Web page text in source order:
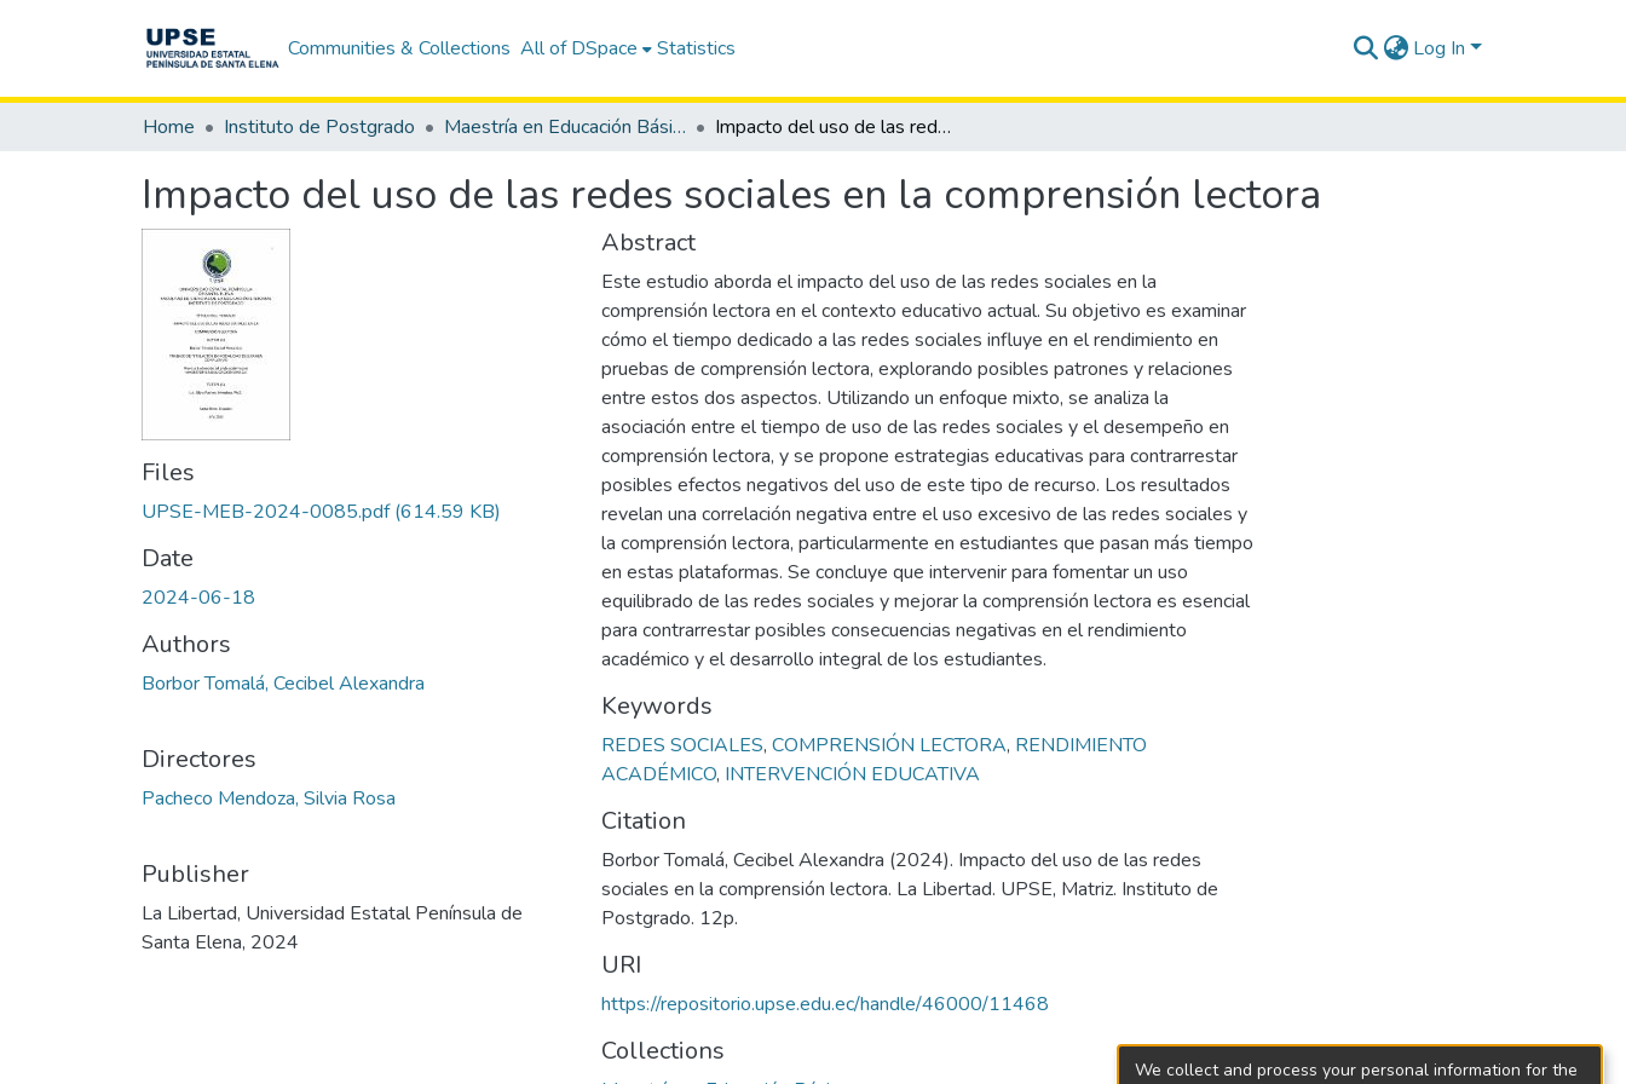
Communities & Collections All of DSpace Statistics Log In
Home Instituto de Postgrado Maestría en Educación Básica Impacto del uso de las redes sociales en la comprensión lectora
Impacto del uso de las redes sociales en la comprensión lectora
Files
UPSE-MEB-2024-0085.pdf(614.59 KB)
Date
2024-06-18
Authors
Borbor Tomalá, Cecibel Alexandra
Directores
Pacheco Mendoza, Silvia Rosa
Publisher
La Libertad, Universidad Estatal Península de
Santa Elena, 2024
Abstract
Este estudio aborda el impacto del uso de las redes sociales en la
comprensión lectora en el contexto educativo actual. Su objetivo es examinar
cómo el tiempo dedicado a las redes sociales influye en el rendimiento en
pruebas de comprensión lectora, explorando posibles patrones y relaciones
entre estos dos aspectos. Utilizando un enfoque mixto, se analiza la
asociación entre el tiempo de uso de las redes sociales y el desempeño en
comprensión lectora, y se propone estrategias educativas para contrarrestar
posibles efectos negativos del uso de este tipo de recurso. Los resultados
revelan una correlación negativa entre el uso excesivo de las redes sociales y
la comprensión lectora, particularmente en estudiantes que pasan más tiempo
en estas plataformas. Se concluye que intervenir para fomentar un uso
equilibrado de las redes sociales y mejorar la comprensión lectora es esencial
para contrarrestar posibles consecuencias negativas en el rendimiento
académico y el desarrollo integral de los estudiantes.
Keywords
REDES SOCIALES, COMPRENSIÓN LECTORA, RENDIMIENTO
ACADÉMICO, INTERVENCIÓN EDUCATIVA
Citation
Borbor Tomalá, Cecibel Alexandra (2024). Impacto del uso de las redes
sociales en la comprensión lectora. La Libertad. UPSE, Matriz. Instituto de
Postgrado. 12p.
URI
https://repositorio.upse.edu.ec/handle/46000/11468
Collections
We collect and process your personal information for the